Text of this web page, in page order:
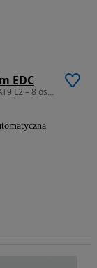
EDC
1997 cm3 • 170 KM • Renault Trafic Grand dCi 170 AT9 L2 – 8 osób Cesja leasingu